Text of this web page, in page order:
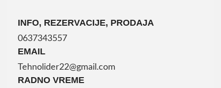
INFO, REZERVACIJE, PRODAJA
0637343557
EMAIL
Tehnolider22@gmail.com
RADNO VREME